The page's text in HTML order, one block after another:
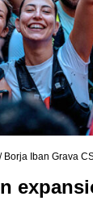
Borja Iban Grava